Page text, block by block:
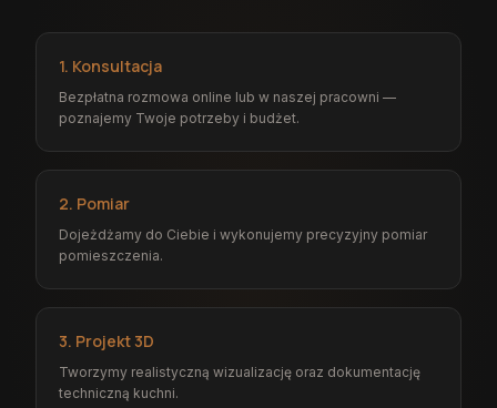
1. Konsultacja
Bezpłatna rozmowa online lub w naszej pracowni —
poznajemy Twoje potrzeby i budżet.
2. Pomiar
Dojeżdżamy do Ciebie i wykonujemy precyzyjny pomiar
pomieszczenia.
3. Projekt 3D
Tworzymy realistyczną wizualizację oraz dokumentację
techniczną kuchni.